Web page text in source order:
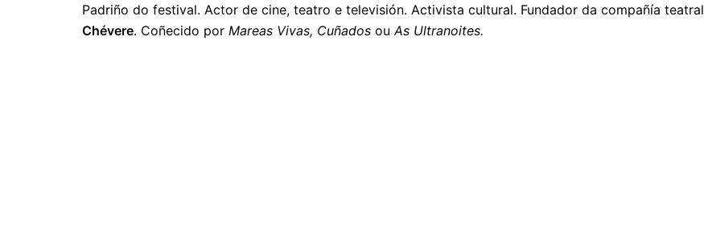
Padriño do festival. Actor de cine, teatro e televisión. Activista cultural. Fundador da compañía teatral
Chévere. Coñecido por Mareas Vivas, Cuñados ou As Ultranoites.